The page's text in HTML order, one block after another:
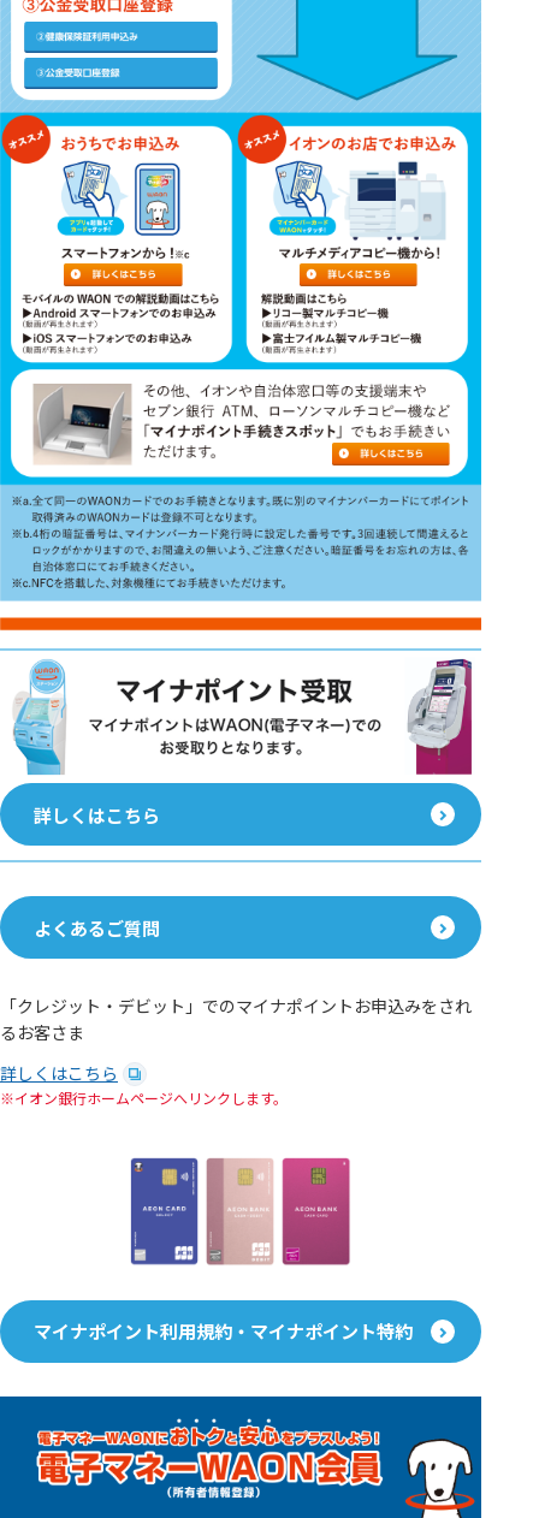
詳しくはこちら
よくあるご質問
「クレジット・デビット」でのマイナポイントお申込みをされ
るお客さま
詳しくはこちら
イオン銀行ホームページへリンクします。
マイナポイント利用規約・マイナポイント特約